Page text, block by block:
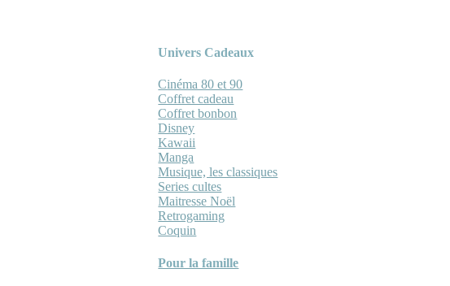
Univers Cadeaux
Cinéma 80 et 90
Coffret cadeau
Coffret bonbon
Disney
Kawaii
Manga
Musique, les classiques
Series cultes
Maitresse Noël
Retrogaming
Coquin
Pour la famille